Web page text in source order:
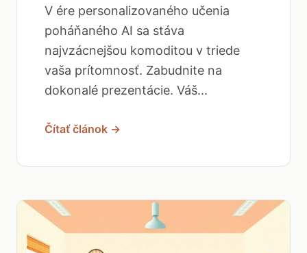
V ére personalizovaného učenia
poháňaného AI sa stáva
najvzácnejšou komoditou v triede
vaša prítomnosť. Zabudnite na
dokonalé prezentácie. Váš...
Čítať článok →